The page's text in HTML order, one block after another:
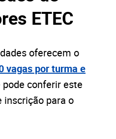
ETEC
oferecem o
vagas por turma e
pode conferir este
inscrição para o